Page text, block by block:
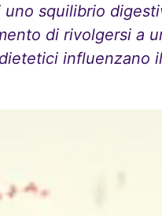
squilibrio
di rivolgersi a
influenzano